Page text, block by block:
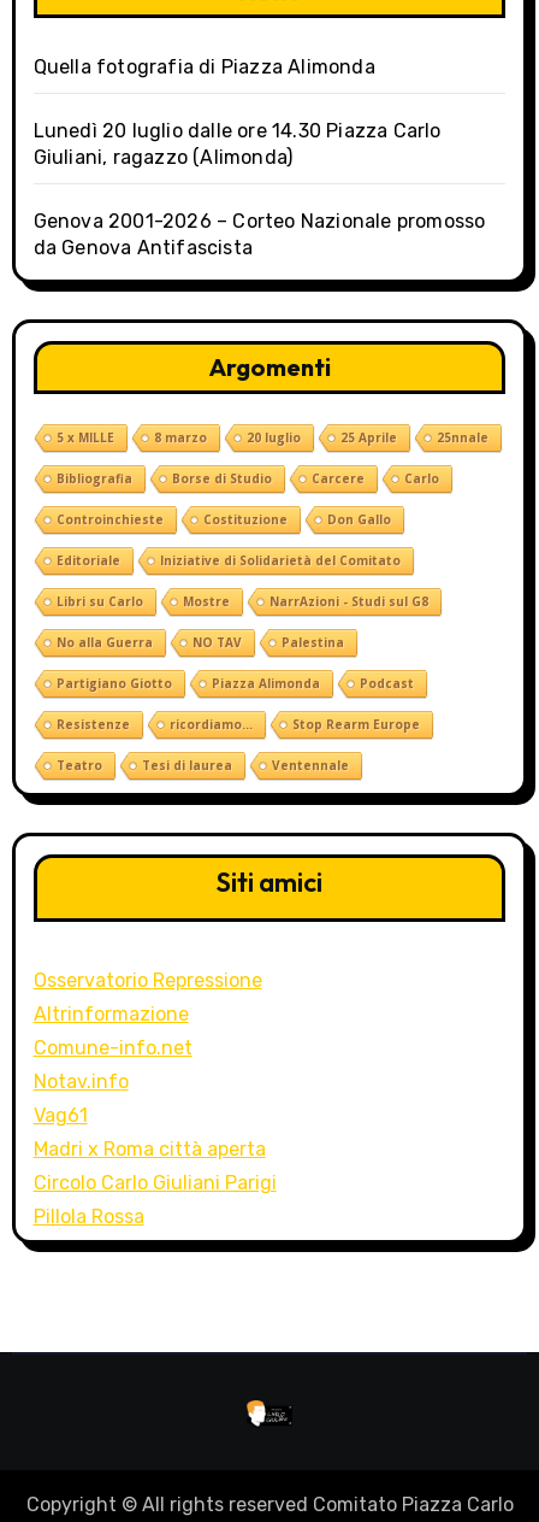
Quella fotografia di Piazza Alimonda
Lunedì 20 luglio dalle ore 14.30 Piazza Carlo
Giuliani, ragazzo (Alimonda)
Genova 2001-2026 – Corteo Nazionale promosso
da Genova Antifascista
Argomenti
5 x MILLE 8 marzo 20 luglio 25 Aprile 25nnale
Bibliografia Borse di Studio Carcere Carlo
Controinchieste Costituzione Don Gallo
Editoriale Iniziative di Solidarietà del Comitato
Libri su Carlo Mostre NarrAzioni - Studi sul G8
No alla Guerra NO TAV Palestina
Partigiano Giotto Piazza Alimonda Podcast
Resistenze ricordiamo... Stop Rearm Europe
Teatro Tesi di laurea Ventennale
Siti amici
Osservatorio Repressione
Altrinformazione
Comune-info.net
Notav.info
Vag61
Madri x Roma città aperta
Circolo Carlo Giuliani Parigi
Pillola Rossa
Copyright © All rights reserved Comitato Piazza Carlo